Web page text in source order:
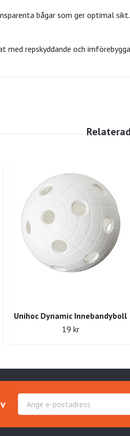
bågar som ger optimal
med repskyddande och
Unihoc Dynamic Innebandyboll
19 kr